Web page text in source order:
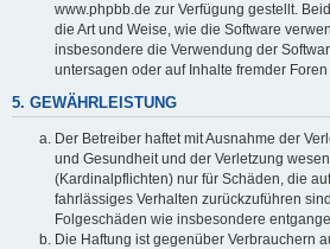
www.phpbb.de zur Verfügung gestellt.
die Art und Weise, wie die Software
insbesondere die Verwendung der
untersagen oder auf Inhalte fremder
5. GEWÄHRLEISTUNG
Der Betreiber haftet mit Ausnahme der
und Gesundheit und der Verletzung
(Kardinalpflichten) nur für Schäden, die
fahrlässiges Verhalten zurückzuführen
Folgeschäden wie insbesondere
Die Haftung ist gegenüber Verbrauchern